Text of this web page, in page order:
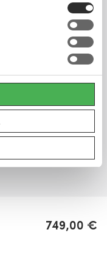
749,00 €